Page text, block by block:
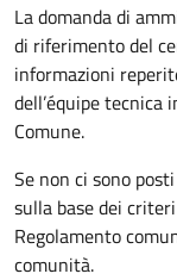
La domanda di
di riferimento del
informazioni
dell’équipe tecnica
Comune.
Se non ci sono
sulla base dei
Regolamento
comunità.